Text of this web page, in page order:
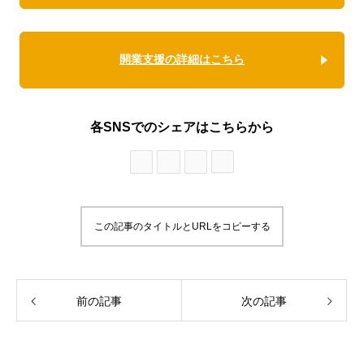
開業支援の詳細はこちら
各SNSでのシェアはこちらから
この記事のタイトルとURLをコピーする
前の記事 次の記事